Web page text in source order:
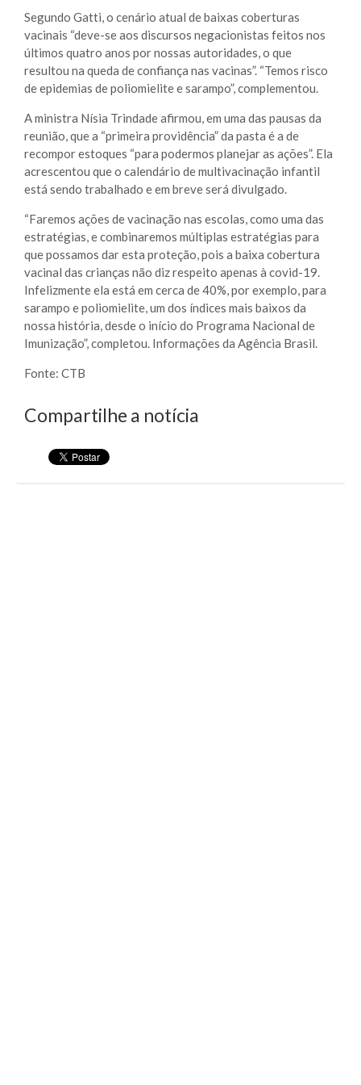
Segundo Gatti, o cenário atual de baixas coberturas
vacinais “deve-se aos discursos negacionistas feitos nos
últimos quatro anos por nossas autoridades, o que
resultou na queda de confiança nas vacinas”. “Temos risco
de epidemias de poliomielite e sarampo”, complementou.
A ministra Nísia Trindade afirmou, em uma das pausas da
reunião, que a “primeira providência” da pasta é a de
recompor estoques “para podermos planejar as ações”. Ela
acrescentou que o calendário de multivacinação infantil
está sendo trabalhado e em breve será divulgado.
“Faremos ações de vacinação nas escolas, como uma das
estratégias, e combinaremos múltiplas estratégias para
que possamos dar esta proteção, pois a baixa cobertura
vacinal das crianças não diz respeito apenas à covid-19.
Infelizmente ela está em cerca de 40%, por exemplo, para
sarampo e poliomielite, um dos índices mais baixos da
nossa história, desde o início do Programa Nacional de
Imunização”, completou. Informações da Agência Brasil.
Fonte: CTB
Compartilhe a notícia